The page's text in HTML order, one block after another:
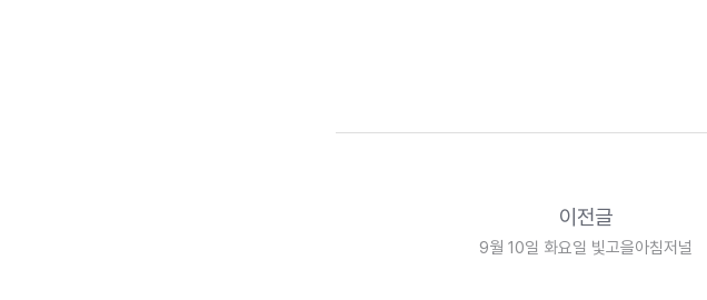
이전글
9월 10일 화요일 빛고을아침저널